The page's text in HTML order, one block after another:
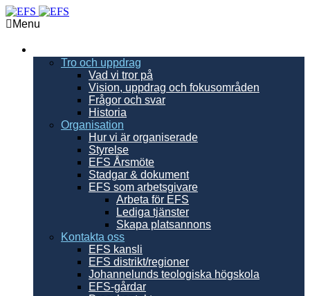
Menu
Tro och uppdrag
Vad vi tror på
Vision, uppdrag och fokusområden
Frågor och svar
Historia
Organisation
Hur vi är organiserade
Styrelse
EFS Årsmöte
Stadgar & dokument
EFS som arbetsgivare
Arbeta för EFS
Lediga tjänster
Skapa platsannons
Kontakta oss
EFS kansli
EFS distrikt/regioner
Johannelunds teologiska högskola
EFS-gårdar